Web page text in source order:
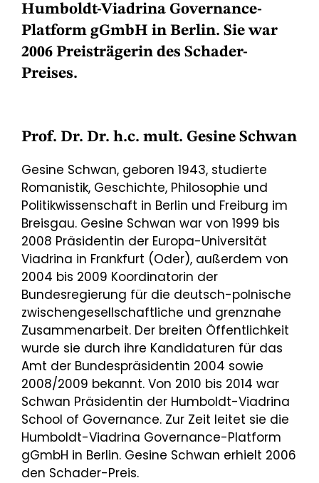
Humboldt-Viadrina Governance-
Platform gGmbH in Berlin. Sie war
2006 Preisträgerin des Schader-
Preises.
Prof. Dr. Dr. h.c. mult. Gesine Schwan
Gesine Schwan, geboren 1943, studierte
Romanistik, Geschichte, Philosophie und
Politikwissenschaft in Berlin und Freiburg im
Breisgau. Gesine Schwan war von 1999 bis
2008 Präsidentin der Europa-Universität
Viadrina in Frankfurt (Oder), außerdem von
2004 bis 2009 Koordinatorin der
Bundesregierung für die deutsch-polnische
zwischengesellschaftliche und grenznahe
Zusammenarbeit. Der breiten Öffentlichkeit
wurde sie durch ihre Kandidaturen für das
Amt der Bundespräsidentin 2004 sowie
2008/2009 bekannt. Von 2010 bis 2014 war
Schwan Präsidentin der Humboldt-Viadrina
School of Governance. Zur Zeit leitet sie die
Humboldt-Viadrina Governance-Platform
gGmbH in Berlin. Gesine Schwan erhielt 2006
den Schader-Preis.